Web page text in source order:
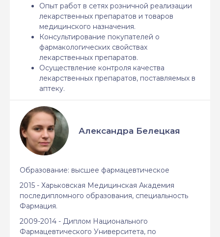
Опыт работ в сетях розничной реализации
лекарственных препаратов и товаров
медицинского назначения.
Консультирование покупателей о
фармакологических свойствах
лекарственных препаратов.
Осуществление контроля качества
лекарственных препаратов, поставляемых в
аптеку.
Александра Белецкая
Образование: высшее фармацевтическое
2015 - Харьковская Медицинская Академия
последипломного образования, специальность
Фармация.
2009-2014 - Диплом Национального
Фармацевтического Университета, по